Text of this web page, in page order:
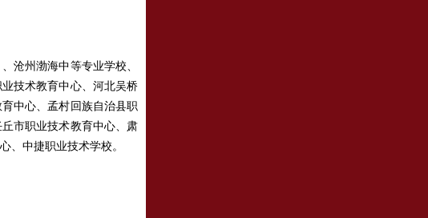
州渤海中等专业学校、
技术教育中心、河北吴桥
中心、孟村回族自治县职
市职业技术教育中心、肃
、中捷职业技术学校。